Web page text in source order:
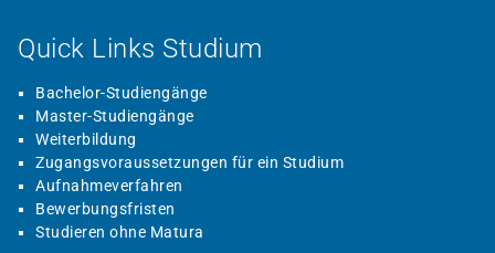
Quick Links Studium
Bachelor-Studiengänge
Master-Studiengänge
Weiterbildung
Zugangsvoraussetzungen für ein Studium
Aufnahmeverfahren
Bewerbungsfristen
Studieren ohne Matura